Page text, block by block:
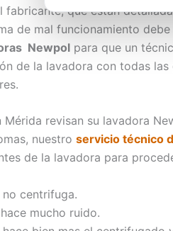
fabricante, que están
de mal funcionamiento
Newpol para que un
de la lavadora con todas
Mérida revisan su lavadora
nuestro servicio técnico
de la lavadora para
centrifuga.
mucho ruido.